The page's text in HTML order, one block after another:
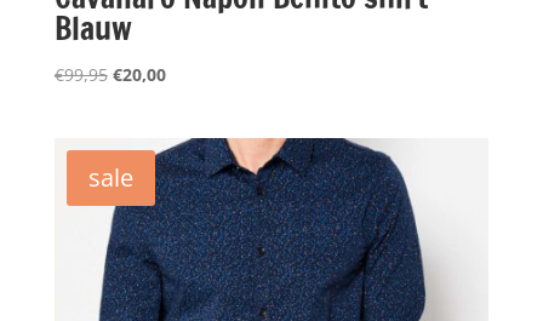
Blauw
€99,95 Oorspronkelijke
€99,95.
€20,00Huidige
€20,00.
sale